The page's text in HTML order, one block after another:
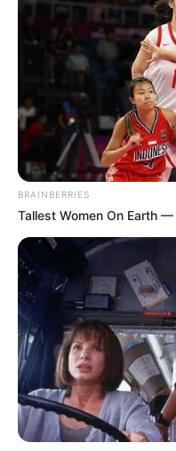
Farkas Ciprián,
KDNP) közösségi
látott mennyiségű
városnak, az utak
BRAINBERRIES
Tallest Women On Earth